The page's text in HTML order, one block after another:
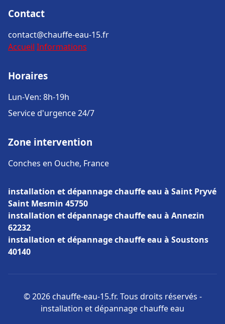
Contact
contact@chauffe-eau-15.fr
Accueil Informations
Horaires
Lun-Ven: 8h-19h
Service d'urgence 24/7
Zone intervention
Conches en Ouche, France
installation et dépannage chauffe eau à Saint Pryvé
Saint Mesmin 45750
installation et dépannage chauffe eau à Annezin
62232
installation et dépannage chauffe eau à Soustons
40140
© 2026 chauffe-eau-15.fr. Tous droits réservés -
installation et dépannage chauffe eau